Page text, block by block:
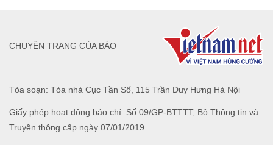
Tòa soạn: Tòa nhà Cục Tần Số, 115 Trần Duy Hưng Hà Nội
Giấy phép hoạt động báo chí: Số 09/GP-BTTTT, Bộ Thông tin và
Truyền thông cấp ngày 07/01/2019.
CHUYÊN TRANG CỦA BÁO